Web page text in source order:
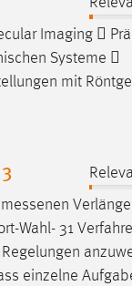
Imaging 
Systeme 
mit
Wahl- 31
einzelne